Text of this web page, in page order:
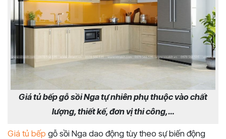
Giá tủ bếp gỗ sồi Nga tự nhiên phụ thuộc vào chất
lượng, thiết kế, đơn vị thi công,…
Giá tủ bếp gỗ sồi Nga dao động tùy theo sự biến động